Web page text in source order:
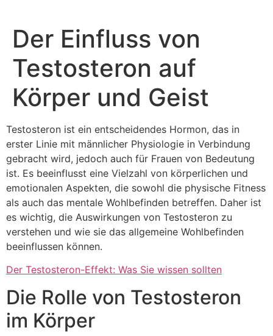
Der Einfluss von
Testosteron auf
Körper und Geist
Testosteron ist ein entscheidendes Hormon, das in
erster Linie mit männlicher Physiologie in Verbindung
gebracht wird, jedoch auch für Frauen von Bedeutung
ist. Es beeinflusst eine Vielzahl von körperlichen und
emotionalen Aspekten, die sowohl die physische Fitness
als auch das mentale Wohlbefinden betreffen. Daher ist
es wichtig, die Auswirkungen von Testosteron zu
verstehen und wie sie das allgemeine Wohlbefinden
beeinflussen können.
Der Testosteron-Effekt: Was Sie wissen sollten
Die Rolle von Testosteron
im Körper